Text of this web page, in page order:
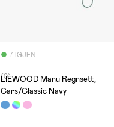
7 IGJEN
(0)
LIEWOOD Manu Regnsett,
Cars/Classic Navy